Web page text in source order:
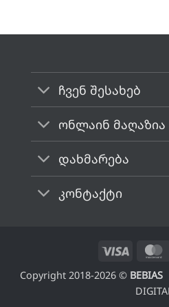
ჩვენ შესახებ
ონლაინ მაღაზია
დახმარება
კონტაქტი
Visa
Copyright 2018-2026 © BEBIAS